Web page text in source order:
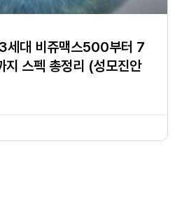
세대 비쥬맥스500부터 7
지 스펙 총정리 (성모진안